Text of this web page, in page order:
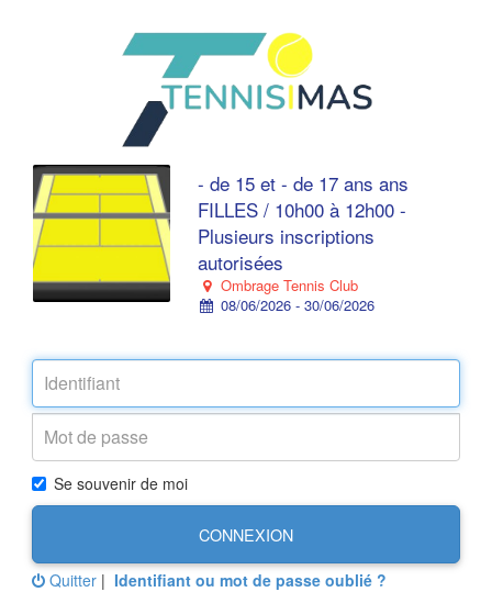
- de 15 et - de 17 ans ans
FILLES / 10h00 à 12h00 -
Plusieurs inscriptions
autorisées
Ombrage Tennis Club
08/06/2026 - 30/06/2026
Se souvenir de moi
CONNEXION
Quitter | Identifiant ou mot de passe oublié ?